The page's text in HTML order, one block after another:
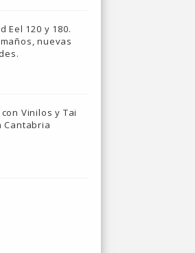
Eel 120 y 180.
nuevas
Vinilos y Tai
Cantabria